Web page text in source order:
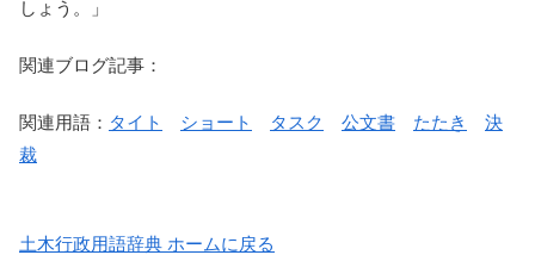
しょう。」
関連ブログ記事：
関連用語： タイト ショート タスク 公文書 たたき
決
裁
土木行政用語辞典 ホームに戻る